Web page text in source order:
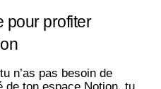
pour profiter
n’as pas besoin de